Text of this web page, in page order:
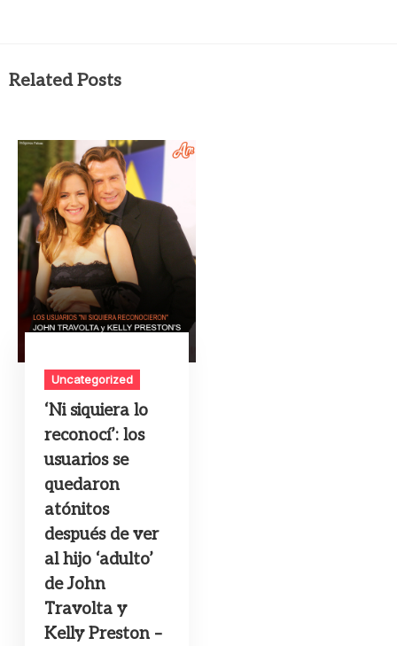
Related Posts
Uncategorized
‘Ni siquiera lo
reconocí’: los
usuarios se
quedaron
atónitos
después de ver
al hijo ‘adulto’
de John
Travolta y
Kelly Preston –